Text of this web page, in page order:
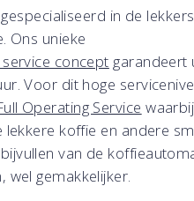
in de
Ons unieke
concept garandeert
Voor dit hoge
Operating Service
lekkere koffie en andere
van de
wel gemakkelijker.